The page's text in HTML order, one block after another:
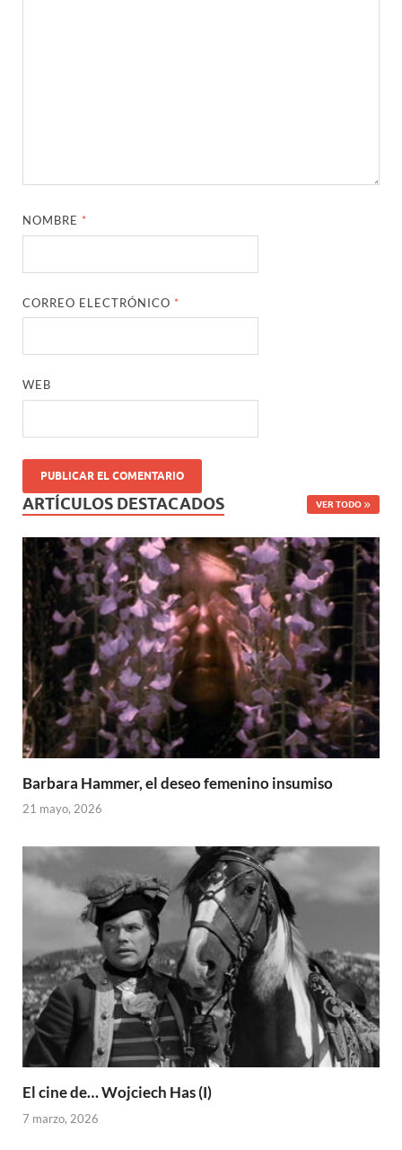
NOMBRE *
CORREO ELECTRÓNICO *
WEB
ARTÍCULOS DESTACADOS VER TODO
Barbara Hammer, el deseo femenino insumiso
21 mayo, 2026
El cine de… Wojciech Has (I)
7 marzo, 2026